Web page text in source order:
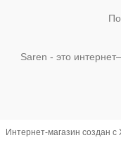
Saren - это
Интернет-магазин создан